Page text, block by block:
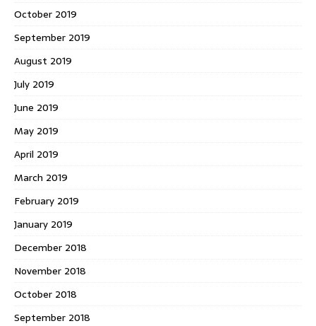
October 2019
September 2019
August 2019
July 2019
June 2019
May 2019
April 2019
March 2019
February 2019
January 2019
December 2018
November 2018
October 2018
September 2018